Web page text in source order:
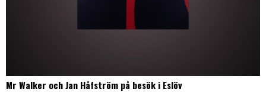
Mr Walker och Jan Håfström på besök i Eslöv